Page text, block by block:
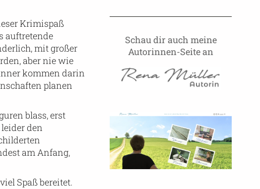
Krimispaß
auftretende
mit großer
aber nie wie
kommen darin
planen
blass, erst
den
am Anfang,
Spaß bereitet.
Schau dir auch meine
Autorinnen-Seite an